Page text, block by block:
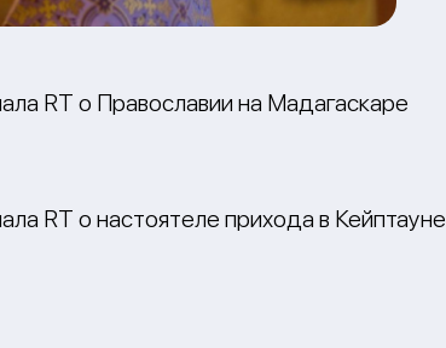
RT о Православии на Мадагаскаре
RT о настоятеле прихода в Кейптауне